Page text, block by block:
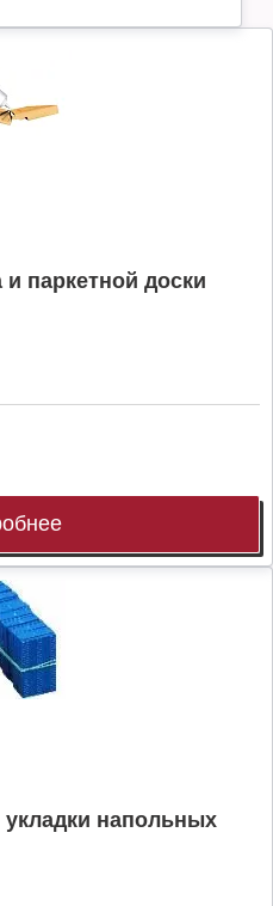
паркетной доски
напольных